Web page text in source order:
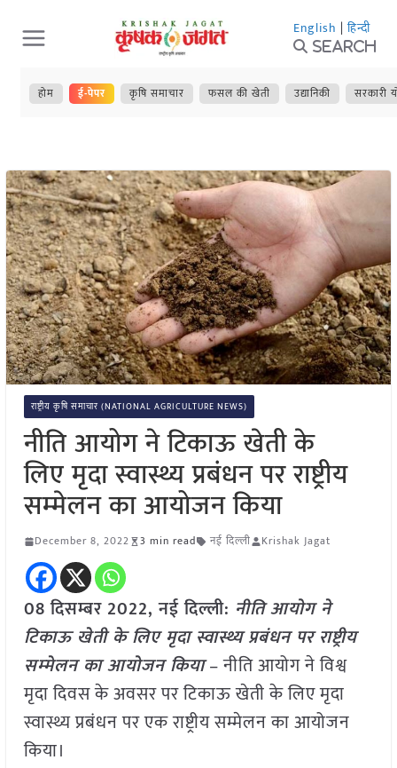
Skip
to
content
English | हिन्दी
Search
होम ई-पेपर कृषि समाचार फसल की खेती उद्यानिकी सरकारी
राष्ट्रीय कृषि समाचार (NATIONAL AGRICULTURE NEWS)
नीति आयोग ने टिकाऊ खेती के
लिए मृदा स्वास्थ्य प्रबंधन पर राष्ट्रीय
सम्‍मेलन का आयोजन किया
December 8, 2022 3 min read नई दिल्ली Krishak Jagat
08 दिसम्बर 2022, नई दिल्ली: नीति आयोग ने
टिकाऊ खेती के लिए मृदा स्वास्थ्य प्रबंधन पर राष्ट्रीय
सम्‍मेलन का आयोजन किया– नीति आयोग ने विश्व
मृदा दिवस के अवसर पर टिकाऊ खेती के लिए मृदा
स्वास्थ्य प्रबंधन पर एक राष्ट्रीय सम्मेलन का आयोजन
किया।